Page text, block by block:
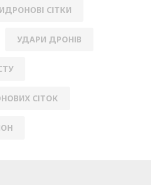
СІТКИ
УДАРИ ДРОНІВ
СІТОК